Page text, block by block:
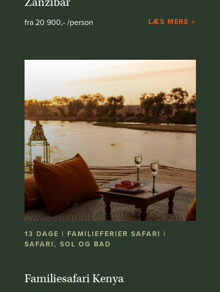
fra 20 900,- /person LÆS MERE >
13 DAGE | FAMILIEFERIER SAFARI |
SAFARI, SOL OG BAD
Familiesafari Kenya